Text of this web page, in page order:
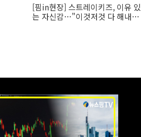
[핌in현장] 스트레이키즈, 이유 있
는 자신감…"이것저것 다 해내는